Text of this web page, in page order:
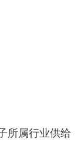
所属行业供给